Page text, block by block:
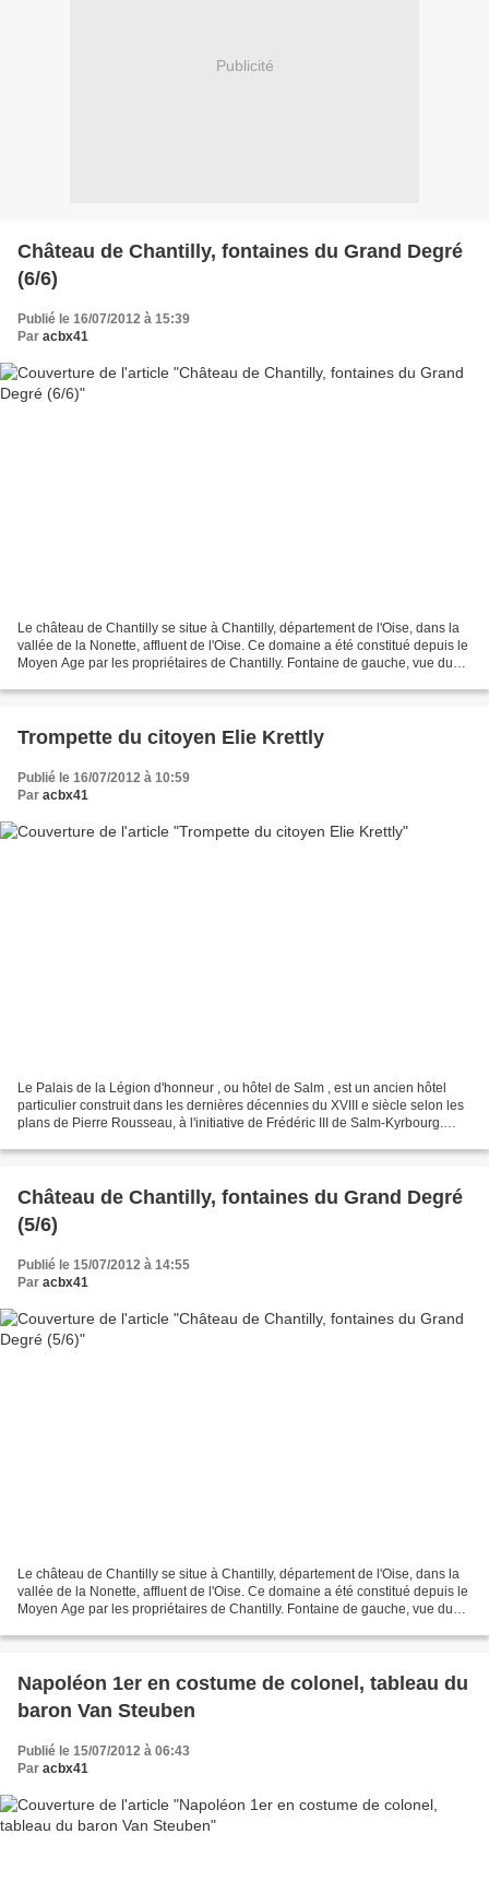
Publicité
Château de Chantilly, fontaines du Grand Degré
(6/6)
Publié le 16/07/2012 à 15:39
Par acbx41
Le château de Chantilly se situe à Chantilly, département de l'Oise, dans la
vallée de la Nonette, affluent de l'Oise. Ce domaine a été constitué depuis le
Moyen Age par les propriétaires de Chantilly. Fontaine de gauche, vue du
Trompette du citoyen Elie Krettly
Publié le 16/07/2012 à 10:59
Par acbx41
Le Palais de la Légion d'honneur , ou hôtel de Salm , est un ancien hôtel
particulier construit dans les dernières décennies du XVIII e siècle selon les
plans de Pierre Rousseau, à l'initiative de Frédéric III de Salm-Kyrbourg.
Château de Chantilly, fontaines du Grand Degré
(5/6)
Publié le 15/07/2012 à 14:55
Par acbx41
Le château de Chantilly se situe à Chantilly, département de l'Oise, dans la
vallée de la Nonette, affluent de l'Oise. Ce domaine a été constitué depuis le
Moyen Age par les propriétaires de Chantilly. Fontaine de gauche, vue du
Napoléon 1er en costume de colonel, tableau du
baron Van Steuben
Publié le 15/07/2012 à 06:43
Par acbx41